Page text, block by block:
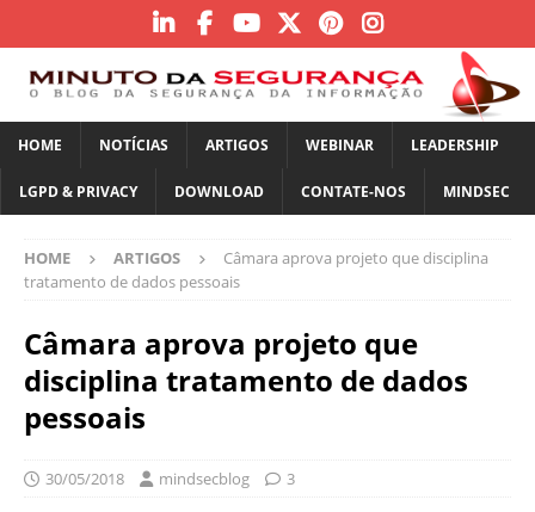
HOME NOTÍCIAS ARTIGOS WEBINAR LEADERSHIP
LGPD & PRIVACY DOWNLOAD CONTATE-NOS MINDSEC
HOME ARTIGOS
Câmara aprova projeto que disciplina
tratamento de dados pessoais
Câmara aprova projeto que
disciplina tratamento de dados
pessoais
30/05/2018 mindsecblog 3